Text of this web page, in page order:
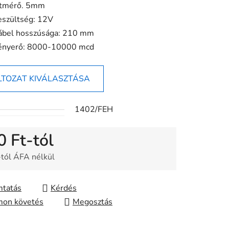
5mm
12V
hosszúsága: 210 mm
8000-10000 mcd
KIVÁLASZTÁSA
1402/FEH
Ft-tól
ÁFA nélkül
Kérdés
követés
Megosztás